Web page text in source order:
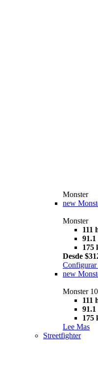
Monster
new
Monster
111
175
Desde
Configurar
new
Monster
111
175
Lee Mas
Streetfighter